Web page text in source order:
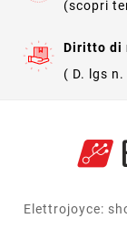
(scopri
Diritto di
( D. lgs
Elettrojoyce: